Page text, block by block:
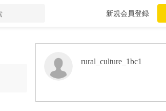
新規会員登録
rural_culture_1bc1